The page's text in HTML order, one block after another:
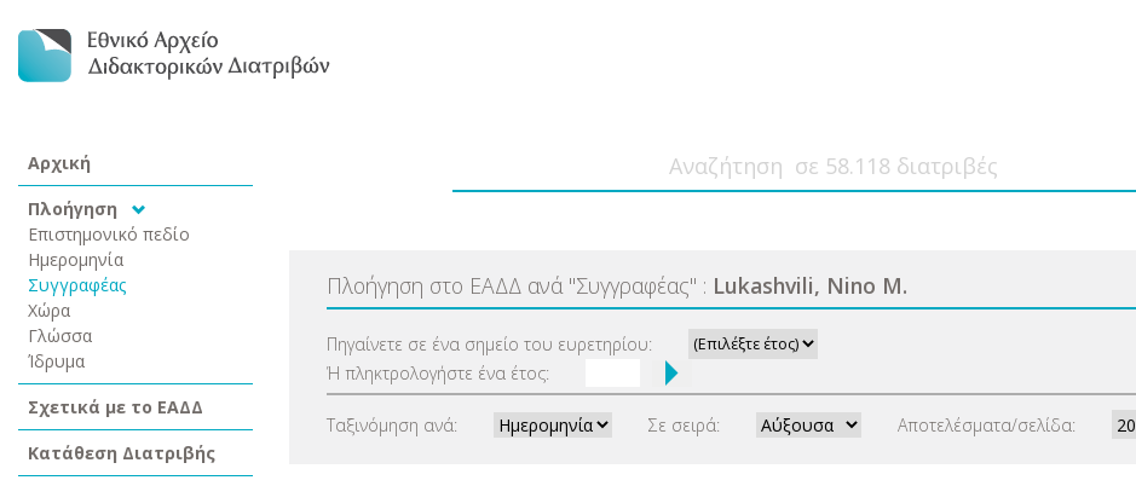
Αρχική
Πλοήγηση
Επιστημονικό πεδίο
Ημερομηνία
Συγγραφέας
Χώρα
Γλώσσα
Ίδρυμα
Σχετικά με το ΕΑΔΔ
Κατάθεση Διατριβής
Πλοήγηση στο ΕΑΔΔ ανά "Συγγραφέας" : Lukashvili, Nino M.
Πηγαίνετε σε ένα σημείο του ευρετηρίου:
Ή πληκτρολογήστε ένα έτος:
Ταξινόμηση ανά: Σε σειρά: Αποτελέσματα/σελίδα: